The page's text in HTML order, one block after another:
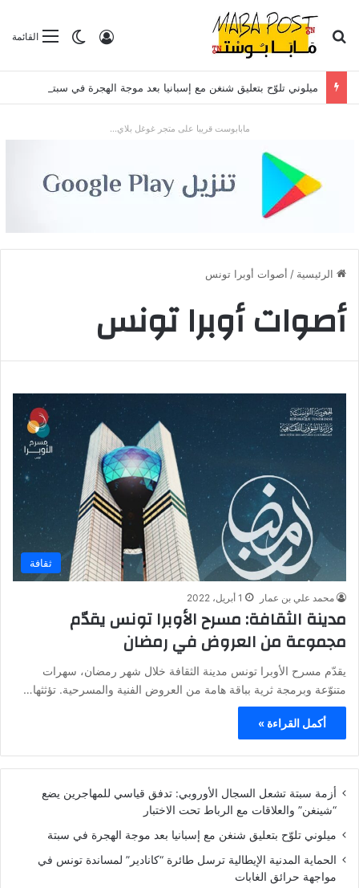
القائمةالوضع
تسجيل الدخول بحث عن
ميلوني تلوّح بتعليق شنغن مع إسبانيا بعد موجة الهجرة في سبتة
مابابوست قريبا على متجر غوغل بلاي...
الرئيسية / أصوات أوبرا تونس
أصوات أوبرا تونس
ثقافة
محمد علي بن عمار 1 أبريل، 2022
مدينة الثقافة: مسرح الأوبرا تونس يقدّم
مجموعة من العروض في رمضان
يقدّم مسرح الأوبرا تونس مدينة الثقافة خلال شهر رمضان، سهرات
متنوّعة وبرمجة ثرية بباقة هامة من العروض الفنية والمسرحية. تؤثثها…
أكمل القراءة »
أزمة سبتة تشعل السجال الأوروبي: تدفق قياسي للمهاجرين يضع
“شينغن” والعلاقات مع الرباط تحت الاختبار
ميلوني تلوّح بتعليق شنغن مع إسبانيا بعد موجة الهجرة في سبتة
الحماية المدنية الإيطالية ترسل طائرة “كانادير” لمساندة تونس في
مواجهة حرائق الغابات